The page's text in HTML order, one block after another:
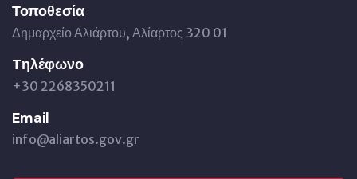
Τοποθεσία
Δημαρχείο Αλιάρτου, Αλίαρτος 320 01
Tηλέφωνο
+30 2268350211
Email
info@aliartos.gov.gr